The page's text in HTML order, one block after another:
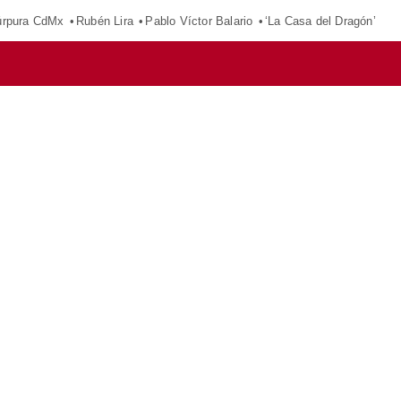
CdMx Rubén Lira Pablo Víctor Balario ‘La Casa del Dragón’